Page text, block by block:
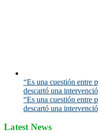
“Es una cuestión entre
descartó una
“Es una cuestión entre
descartó una
Latest News